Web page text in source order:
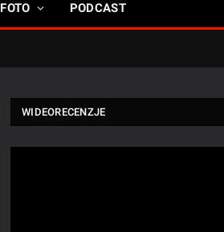
FOTO PODCAST
WIDEORECENZJE